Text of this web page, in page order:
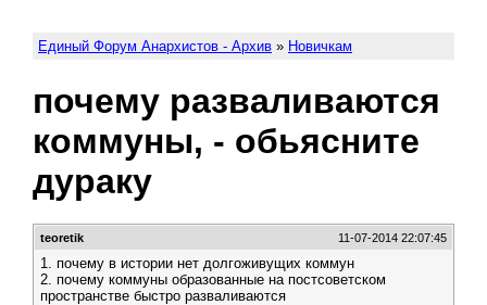
Единый Форум Анархистов - Архив » Новичкам
почему разваливаются
коммуны, - обьясните
дураку
teoretik 11-07-2014 22:07:45
1. почему в истории нет долгоживущих коммун
2. почему коммуны образованные на постсоветском
пространстве быстро разваливаются